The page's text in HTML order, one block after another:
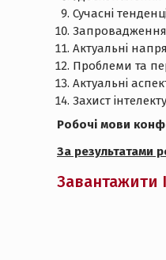
Сучасні
Запровадження
Актуальні
Проблеми та
Актуальні
Захист
Робочі мови
За результатами
Завантажити